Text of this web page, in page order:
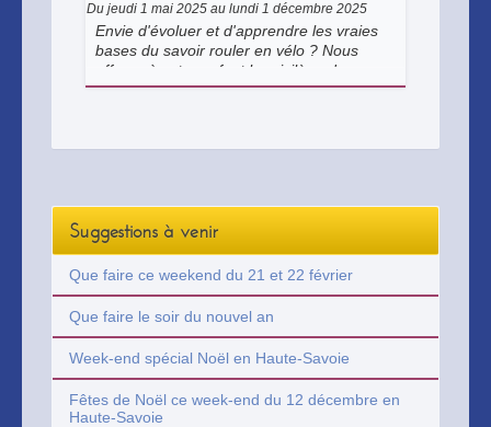
Du jeudi 1 mai 2025 au lundi 1 décembre 2025
Envie d'évoluer et d'apprendre les vraies
bases du savoir rouler en vélo ? Nous
offrons à votre enfant le privilège de se
lancer en mode leçon privée !
Suggestions à venir
Que faire ce weekend du 21 et 22 février
Que faire le soir du nouvel an
Week-end spécial Noël en Haute-Savoie
Fêtes de Noël ce week-end du 12 décembre en
Haute-Savoie